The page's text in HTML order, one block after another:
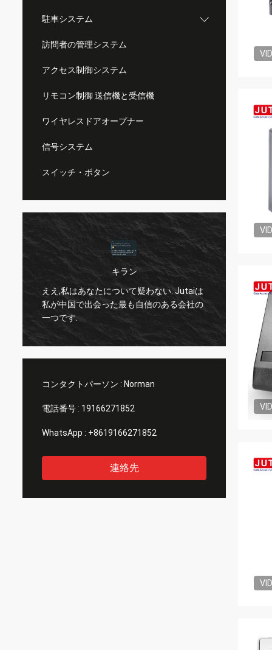
駐車システム
訪問者の管理システム
アクセス制御システム
リモコン制御 送信機と受信機
ワイヤレスドアオープナー
信号システム
スイッチ・ボタン
キラン
ええ,私はあなたについて疑わない. Jutaiは
私が中国で出会った最も自信のある会社の
一つです.
ノー
った
(今後
コンタクトパーソン : Norman
電話番号 : 19166271852
WhatsApp : +8619166271852
連絡先